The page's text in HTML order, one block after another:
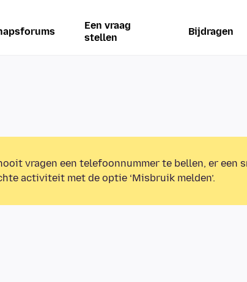
Een vraag
stellen
Bijdragen
vragen een telefoonnummer te bellen, er een
activiteit met de optie ‘Misbruik melden’.